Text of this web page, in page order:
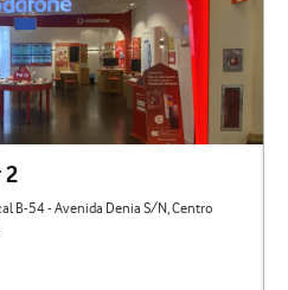
2
B-54 - Avenida Denia S/N, Centro